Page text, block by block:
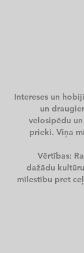
Intereses un
un
velosipēdu
prieki. Viņa
Vērtības:
dažādu
mīlestību pret